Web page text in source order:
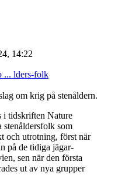
14:22
... lders-folk
om krig på stenåldern.
i tidskriften Nature
stenåldersfolk som
och utrotning, först när
på de tidiga jägar-
sen när den första
ut av nya grupper